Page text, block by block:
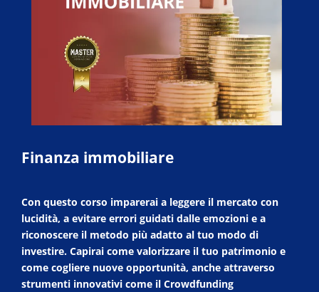
Finanza immobiliare
Con questo corso imparerai a leggere il mercato con
lucidità, a evitare errori guidati dalle emozioni e a
riconoscere il metodo più adatto al tuo modo di
investire. Capirai come valorizzare il tuo patrimonio e
come cogliere nuove opportunità, anche attraverso
strumenti innovativi come il Crowdfunding